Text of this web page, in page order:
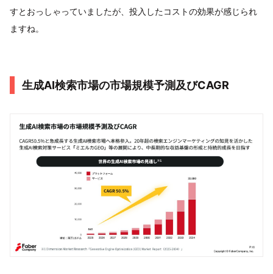
すとおっしゃっていましたが、投入したコストの効果が感じられ
ますね。
生成AI検索市場の市場規模予測及びCAGR